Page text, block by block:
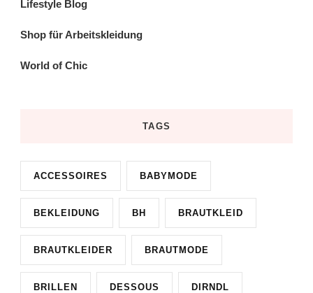
Lifestyle Blog
Shop für Arbeitskleidung
World of Chic
TAGS
ACCESSOIRES BABYMODE
BEKLEIDUNG BH BRAUTKLEID
BRAUTKLEIDER BRAUTMODE
BRILLEN DESSOUS DIRNDL